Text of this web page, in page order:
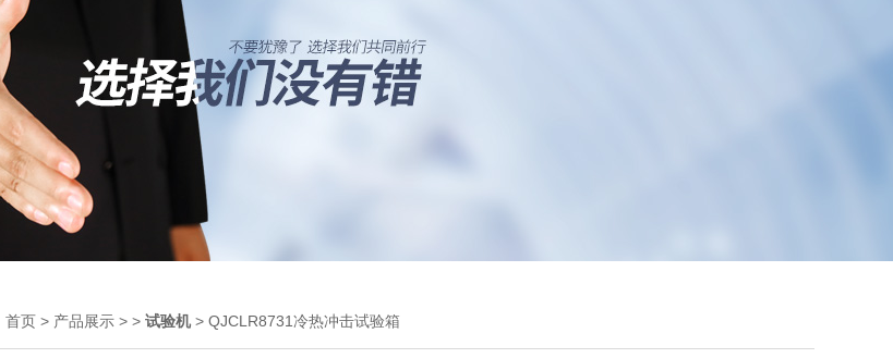
首页 > 产品展示 > > 试验机> QJCLR8731冷热冲击试验箱